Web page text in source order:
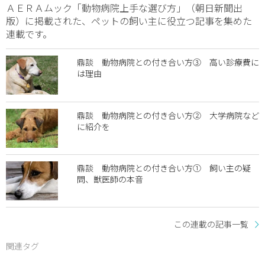
ＡＥＲＡムック「動物病院上手な選び方」（朝日新聞出
版）に掲載された、ペットの飼い主に役立つ記事を集めた
連載です。
鼎談 動物病院との付き合い方③ 高い診療費に
は理由
鼎談 動物病院との付き合い方② 大学病院など
に紹介を
鼎談 動物病院との付き合い方① 飼い主の疑
問、獣医師の本音
この連載の記事一覧
関連タグ